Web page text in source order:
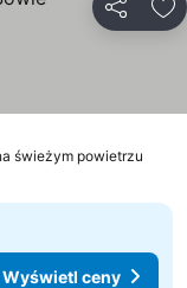
świeżym powietrzu
Wyświetl ceny